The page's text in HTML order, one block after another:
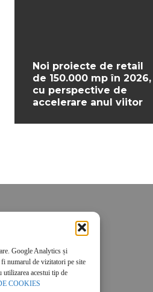
Google Analytics și
numarul de vizitatori pe site
utilizarea acestui tip de
COOKIES
Noi proiecte de retail
de 150.000 mp în 2026,
cu perspective de
accelerare anul viitor